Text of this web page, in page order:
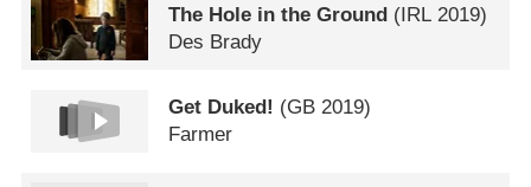
The Hole in the Ground ( IRL 2019)
Des Brady
Get Duked! (GB 2019)
Farmer